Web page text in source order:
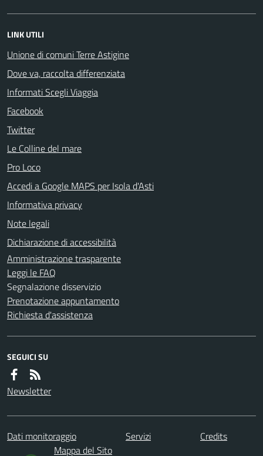
LINK UTILI
Unione di comuni Terre Astigine
Dove va, raccolta differenziata
Informati Scegli Viaggia
Facebook
Twitter
Le Colline del mare
Pro Loco
Accedi a Google MAPS per Isola d'Asti
Informativa privacy
Note legali
Dichiarazione di accessibilità
Amministrazione trasparente
Leggi le FAQ
Segnalazione disservizio
Prenotazione appuntamento
Richiesta d'assistenza
SEGUICI SU
Newsletter
Dati monitoraggio Servizi
Credits
Mappa del Sito